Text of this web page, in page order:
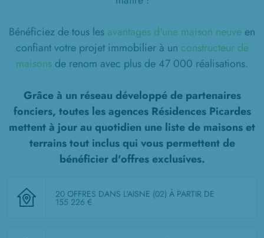
Bénéficiez de tous les avantages d'une maison neuve en
confiant votre projet immobilier à un constructeur de
maisons de renom avec plus de 47 000 réalisations.
Grâce à un réseau développé de partenaires
fonciers, toutes les agences Résidences Picardes
mettent à jour au quotidien une liste de maisons et
terrains tout inclusqui vous permettent de
bénéficier d'offres exclusives.
20 OFFRES DANS L'AISNE (02) À PARTIR DE
155 226 €